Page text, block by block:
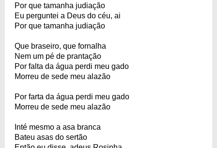
Por que tamanha judiação
Eu perguntei a Deus do céu, ai
Por que tamanha judiação
Que braseiro, que fornalha
Nem um pé de prantação
Por falta da água perdi meu gado
Morreu de sede meu alazão
Por farta da água perdi meu gado
Morreu de sede meu alazão
Inté mesmo a asa branca
Bateu asas do sertão